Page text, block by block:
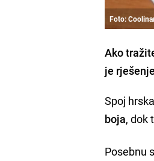
Foto:
Ako
je
Spoj
boja, dok
Posebnu